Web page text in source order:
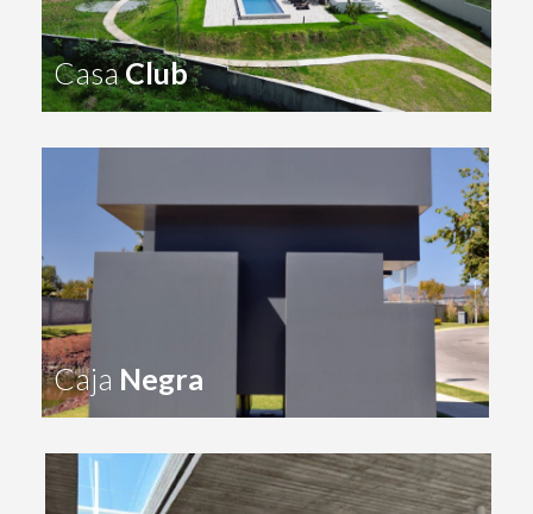
CasaClub
Caja Negra